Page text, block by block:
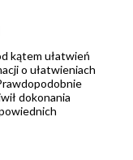
kątem ułatwień
o ułatwieniach
dokonania